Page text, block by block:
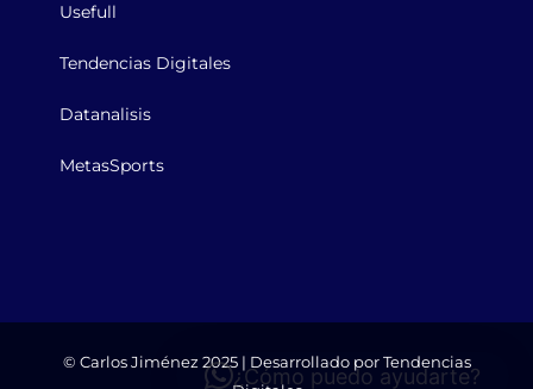
Usefull
Tendencias Digitales
Datanalisis
MetasSports
© Carlos Jiménez 2025 | Desarrollado porTendencias
¿Cómo puedo ayudarte?